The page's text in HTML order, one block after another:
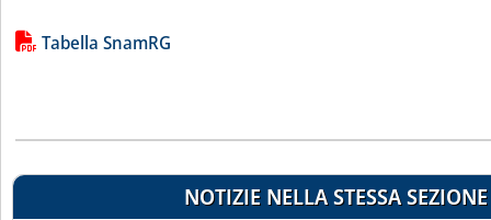
Lista allegati PDF alla notizia
Tabella SnamRG
NOTIZIE NELLA STESSA SEZIONE